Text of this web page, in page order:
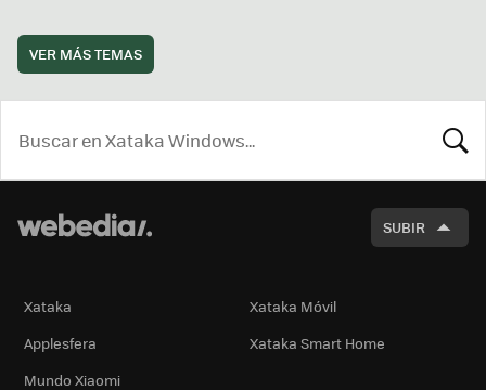
VER MÁS TEMAS
SUBIR
Xataka
Xataka Móvil
Applesfera
Xataka Smart Home
Mundo Xiaomi